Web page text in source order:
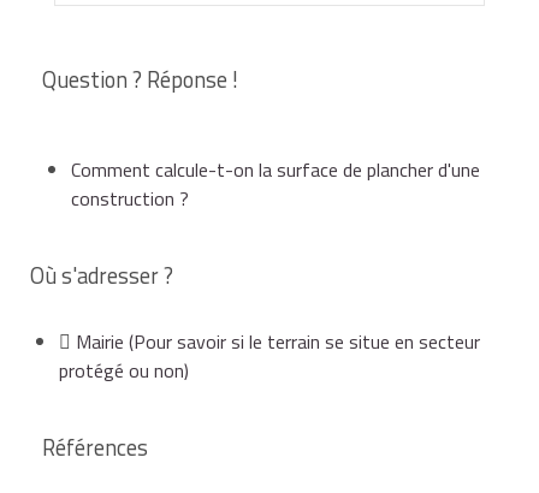
l'abri de jardin
ou égale à
12 m
à 12 m
Surface de
emprise au sol
inférieures ou
Aucune
préalable
Question ? Réponse !
Comment calcule-t-on la surface de plancher d'une
construction ?
Où s'adresser ?
Mairie (Pour savoir si le terrain se situe en secteur
protégé ou non)
Références